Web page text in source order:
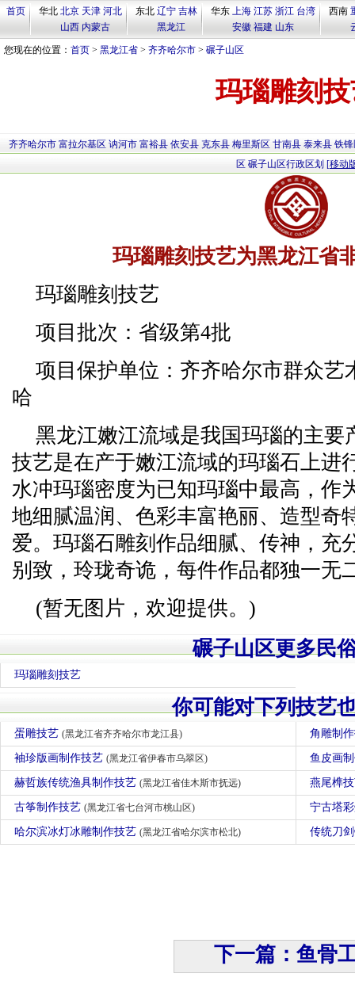
首页 华北 北京 天津 河北
山西 内蒙古
东北 辽宁 吉林
黑龙江
华东 上海 江苏 浙江 台湾
安徽 福建 山东
西南
您现在的位置： 首页 > 黑龙江省 > 齐齐哈尔市 > 碾子山区
玛瑙雕刻
齐齐哈尔市 富拉尔基区 讷河市 富裕县 依安县 克东县 梅里斯区 甘南县 泰来县 铁锋
区 碾子山区行政区划 [移动
玛瑙雕刻技艺为黑龙江省
玛瑙雕刻技艺
项目批次：省级第4批
项目保护单位：齐齐哈尔市群众艺
哈
黑龙江嫩江流域是我国玛瑙的主要
技艺是在产于嫩江流域的玛瑙石上进
水冲玛瑙密度为已知玛瑙中最高，作
地细腻温润、色彩丰富艳丽、造型奇
爱。玛瑙石雕刻作品细腻、传神，充
别致，玲珑奇诡，每件作品都独一无
(暂无图片，欢迎提供。)
碾子山区更多民
玛瑙雕刻技艺
你可能对下列技艺
蛋雕技艺 (黑龙江省齐齐哈尔市龙江县) 角雕制
袖珍版画制作技艺 (黑龙江省伊春市乌翠区) 鱼皮画
赫哲族传统渔具制作技艺 (黑龙江省佳木斯市抚远) 燕尾榫
古筝制作技艺 (黑龙江省七台河市桃山区) 宁古塔
哈尔滨冰灯冰雕制作技艺 (黑龙江省哈尔滨市松北) 传统刀
下一篇：鱼骨